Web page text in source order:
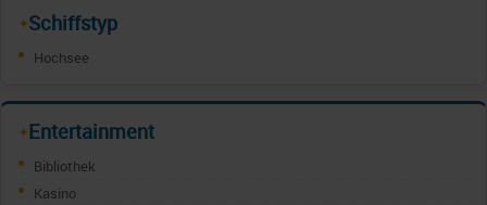
✦Schiffstyp
Hochsee
✦Entertainment
Bibliothek
Kasino